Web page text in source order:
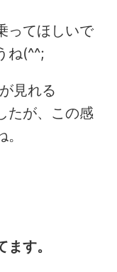
ってほしいで
ね(^^;
見れる
たが、この感
す。